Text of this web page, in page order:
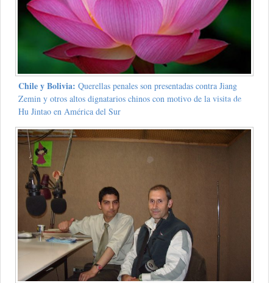
Chile y Bolivia: Querellas penales son presentadas contra Jiang
Zemin y otros altos dignatarios chinos con motivo de la visita de
Hu Jintao en América del Sur